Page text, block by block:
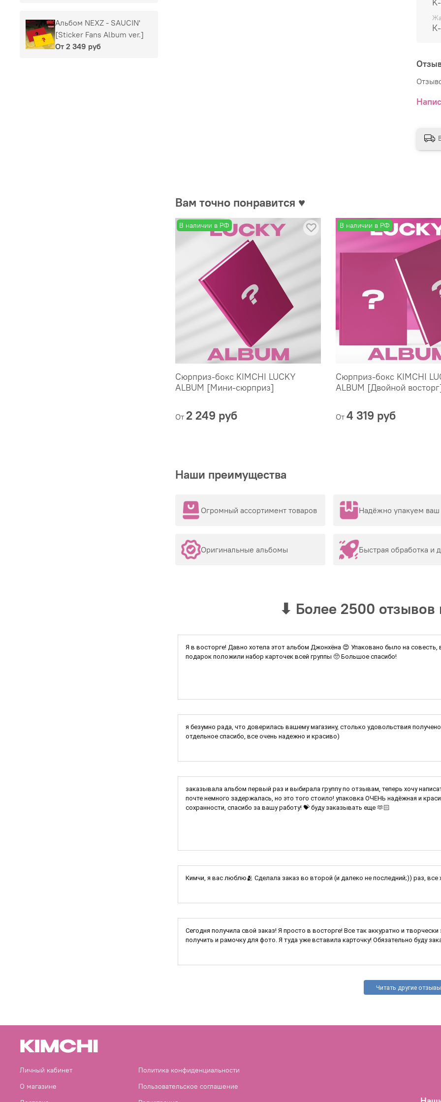
Что
Вам точно понравится ♥
В наличии в РФ
Сюрприз-бокс KIMCHI LUCKY
ALBUM [Мини-сюрприз]
От 2 249 руб
В наличии в РФ
Сюрприз-бокс KIMCHI
ALBUM [Двойной
От 4 319 руб
Наши преимущества
Огромный ассортимент товаров
Оригинальные альбомы
Надёжно упакуем ваш
Быстрая обработка и
⬇ Более 2500 отзывов
Я в восторге! Давно хотела этот альбом Джонхёна 😍 Упаковано было на
подарок положили набор карточек всей группы 🥺 Большое спасибо!
я безумно рада, что доверилась вашему магазину, столько удовольствия
отдельное спасибо, все очень надежно и красиво)
заказывала альбом первый раз и выбирала группу по отзывам, теперь хочу
почте немного задержалась, но это того стоило! упаковка ОЧЕНЬ надёжная и
сохранности, спасибо за вашу работу! 💝 буду заказывать еще 🫶🏻
Кимчи, я вас люблю🫂 Сделала заказ во второй (и далеко не последний;)) раз,
Сегодня получила свой заказ! Я просто в восторге! Все так аккуратно и
получить и рамочку для фото. Я туда уже вставила карточку! Обязательно буду
Читать другие отзывы
Альбом NEXZ - SAUCIN'
[Sticker Fans Album ver.]
От 2 349 руб
Личный кабинет
О магазине
Политика конфиденциальности
Пользовательское соглашение